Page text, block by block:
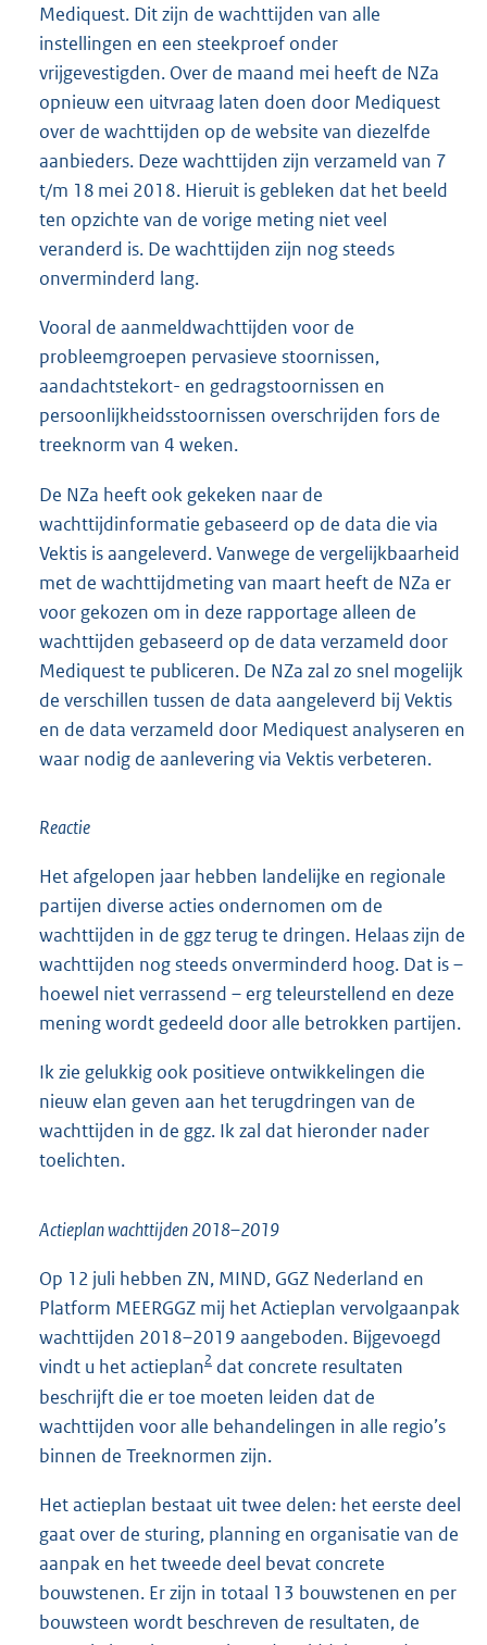
Mediquest. Dit zijn de wachttijden van alle
instellingen en een steekproef onder
vrijgevestigden. Over de maand mei heeft de NZa
opnieuw een uitvraag laten doen door Mediquest
over de wachttijden op de website van diezelfde
aanbieders. Deze wachttijden zijn verzameld van 7
t/m 18 mei 2018. Hieruit is gebleken dat het beeld
ten opzichte van de vorige meting niet veel
veranderd is. De wachttijden zijn nog steeds
onverminderd lang.
Vooral de aanmeldwachttijden voor de
probleemgroepen pervasieve stoornissen,
aandachtstekort- en gedragstoornissen en
persoonlijkheidsstoornissen overschrijden fors de
treeknorm van 4 weken.
De NZa heeft ook gekeken naar de
wachttijdinformatie gebaseerd op de data die via
Vektis is aangeleverd. Vanwege de vergelijkbaarheid
met de wachttijdmeting van maart heeft de NZa er
voor gekozen om in deze rapportage alleen de
wachttijden gebaseerd op de data verzameld door
Mediquest te publiceren. De NZa zal zo snel mogelijk
de verschillen tussen de data aangeleverd bij Vektis
en de data verzameld door Mediquest analyseren en
waar nodig de aanlevering via Vektis verbeteren.
Reactie
Het afgelopen jaar hebben landelijke en regionale
partijen diverse acties ondernomen om de
wachttijden in de ggz terug te dringen. Helaas zijn de
wachttijden nog steeds onverminderd hoog. Dat is –
hoewel niet verrassend – erg teleurstellend en deze
mening wordt gedeeld door alle betrokken partijen.
Ik zie gelukkig ook positieve ontwikkelingen die
nieuw elan geven aan het terugdringen van de
wachttijden in de ggz. Ik zal dat hieronder nader
toelichten.
Actieplan wachttijden 2018–2019
Op 12 juli hebben ZN, MIND, GGZ Nederland en
Platform MEERGGZ mij het Actieplan vervolgaanpak
wachttijden 2018–2019 aangeboden. Bijgevoegd
vindt u het actieplan2 dat concrete resultaten
beschrijft die er toe moeten leiden dat de
wachttijden voor alle behandelingen in alle regio’s
binnen de Treeknormen zijn.
Het actieplan bestaat uit twee delen: het eerste deel
gaat over de sturing, planning en organisatie van de
aanpak en het tweede deel bevat concrete
bouwstenen. Er zijn in totaal 13 bouwstenen en per
bouwsteen wordt beschreven de resultaten, de